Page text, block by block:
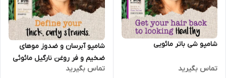
شامپو شی باتر مائویی
تماس بگیرید
شامپو آبرسان و ضدوز موهای
ضخیم و فر روغن نارگیل مائوئی
مویسچر Maui Coconut Oil
تماس بگیرید